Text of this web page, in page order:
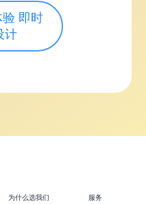
验 即时
计
为什么选我们 服务